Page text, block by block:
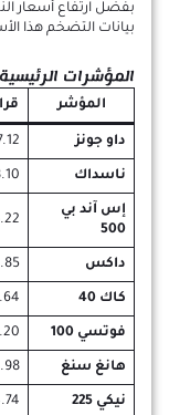
بفضل ارتفاع أسعار
بيانات التضخم هذا
المؤشرات
المؤشر
داو جونز
ناسداك
إس آند بي
500
داكس
كاك 40
فوتسي 100
هانغ سنغ
نيكي 225